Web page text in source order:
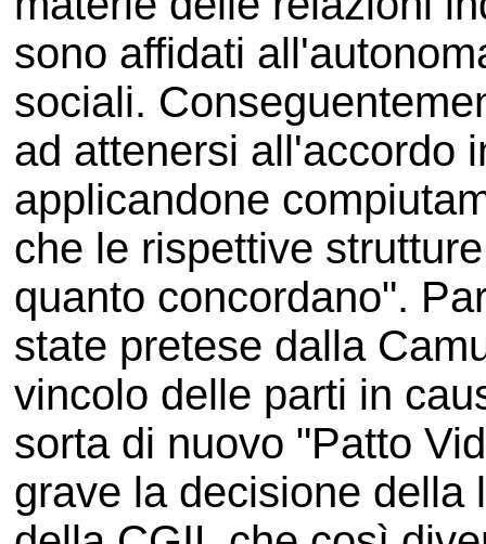
sono affidati
sociali.
ad attenersi all'accordo
applicandone
che le rispettive
quanto concordano".
state pretese dalla
vincolo delle parti in
sorta di nuovo "Patto
grave la decisione della